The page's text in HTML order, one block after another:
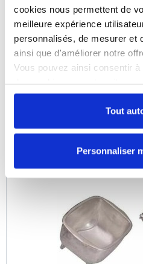
cookies nous permettent de
meilleure expérience
personnalisés, de mesurer et
ainsi que d'améliorer notre
Vous pouvez ainsi consentir
autoriser". Cependant, si
certains types de cookies,
"Personnaliser mes choix".
Tout
Personnaliser
Moule à jambon avec
Référence : 0109032614
En stock
COMPARER